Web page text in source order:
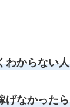
わからない
げなかった